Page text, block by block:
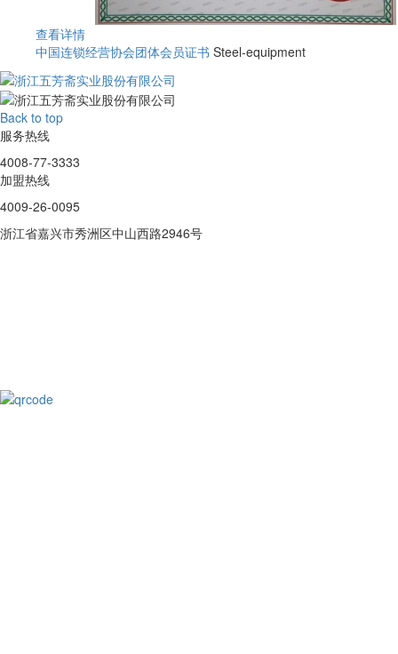
查看详情
中国连锁经营协会团体会员证书 Steel-equipment
Back to top
服务热线
4008-77-3333
加盟热线
4009-26-0095
浙江省嘉兴市秀洲区中山西路2946号